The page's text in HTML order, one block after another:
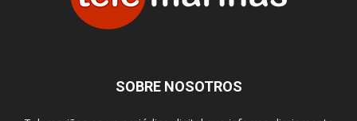
SOBRE NOSOTROS